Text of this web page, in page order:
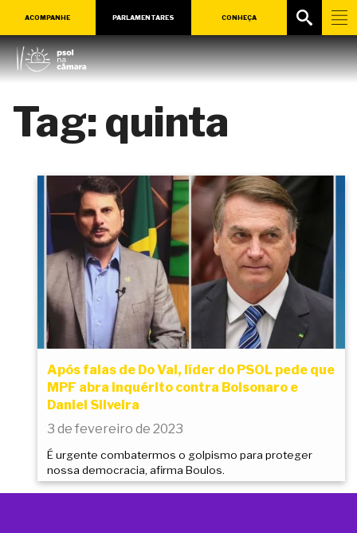
ACOMPANHE PARLAMENTARES CONHEÇA
Tag:quinta
Após falas de Do Val, líder do PSOL pede que
MPF abra inquérito contra Bolsonaro e
Daniel Silveira
3 de fevereiro de 2023
É urgente combatermos o golpismo para proteger
nossa democracia, afirma Boulos.